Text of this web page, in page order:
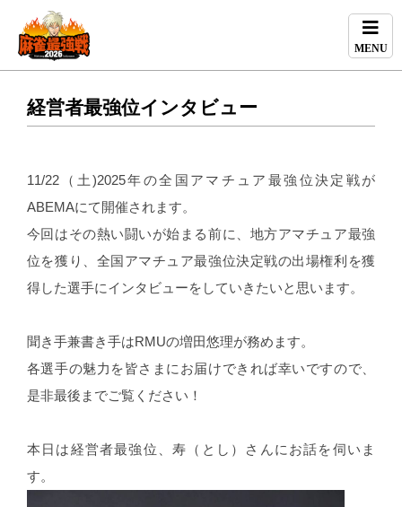
MENU
経営者最強位インタビュー
11/22（土)2025年の全国アマチュア最強位決定戦が
ABEMAにて開催されます。
今回はその熱い闘いが始まる前に、地方アマチュア最強
位を獲り、全国アマチュア最強位決定戦の出場権利を獲
得した選手にインタビューをしていきたいと思います。
聞き手兼書き手はRMUの増田悠理が務めます。
各選手の魅力を皆さまにお届けできれば幸いですので、
是非最後までご覧ください！
本日は経営者最強位、寿（とし）さんにお話を伺いま
す。